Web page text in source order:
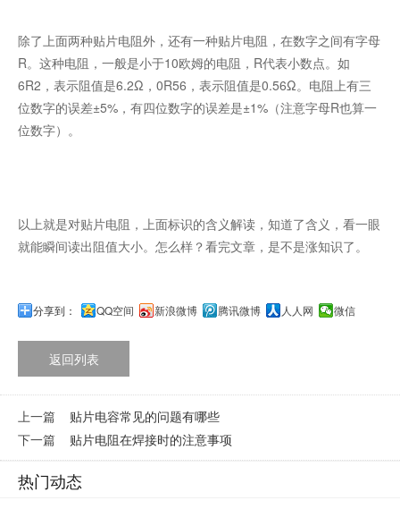
除了上面两种贴片电阻外，还有一种贴片电阻，在数字之间有字母
R。这种电阻，一般是小于10欧姆的电阻，R代表小数点。如
6R2，表示阻值是6.2Ω，0R56，表示阻值是0.56Ω。电阻上有三
位数字的误差±5%，有四位数字的误差是±1%（注意字母R也算一
位数字）。
以上就是对贴片电阻，上面标识的含义解读，知道了含义，看一眼
就能瞬间读出阻值大小。怎么样？看完文章，是不是涨知识了。
分享到： QQ空间 新浪微博 腾讯微博 人人网 微信
返回列表
上一篇 贴片电容常见的问题有哪些
下一篇 贴片电阻在焊接时的注意事项
热门动态